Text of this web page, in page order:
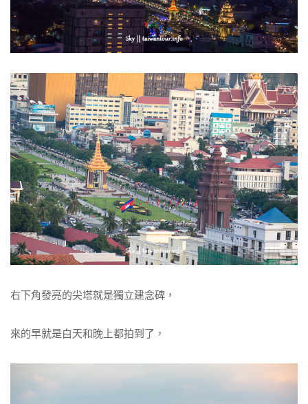
右下角發亮的尖塔就是獨立建念碑，
來的早就是白天和晚上都拍到了，